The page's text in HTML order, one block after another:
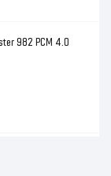
982 PCM 4.0